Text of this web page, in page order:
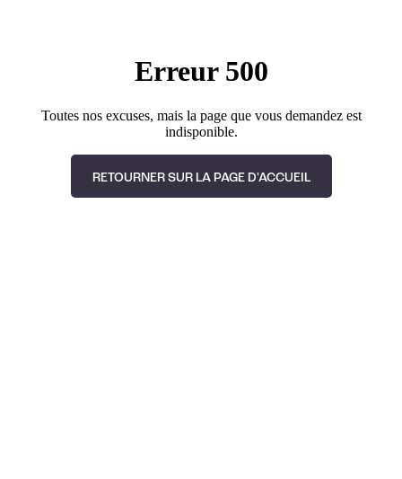
Erreur 500
Toutes nos excuses, mais la page que vous demandez est
indisponible.
RETOURNER SUR LA PAGE D'ACCUEIL